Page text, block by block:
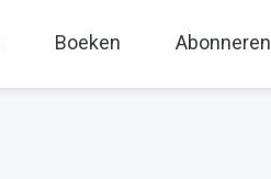
Boeken Abonneren